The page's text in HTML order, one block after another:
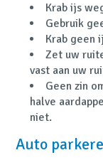
Krab ijs
Gebruik
Krab geen
Zet uw
vast aan uw
Geen zin
halve
niet.
Auto